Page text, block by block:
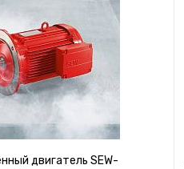
двигатель SEW-